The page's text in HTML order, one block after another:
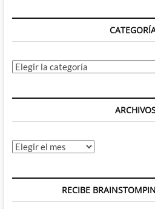
Categorías
Archivos
RECIBE